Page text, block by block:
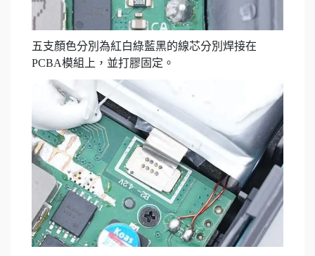
五支顏色分別為紅白綠藍黑的線芯分別焊接在
PCBA模組上，並打膠固定。